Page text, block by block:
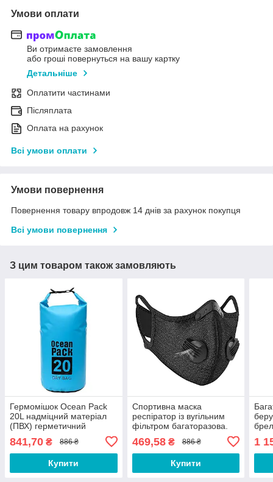
Умови оплати
Ви отримаєте замовлення
або гроші повернуться на вашу картку
Детальніше
Оплатити частинами
Післяплата
Оплата на рахунок
Всі умови оплати
Умови повернення
Повернення товару впродовж 14 днів за рахунок покупця
Всі умови повернення
З цим товаром також замовляють
Гермомішок Ocean Pack
20L надміцний матеріал
(ПВХ) герметичний
рюкзак, водонепроникна
сумка Синій
841,70 ₴ 886 ₴
Купити
Спортивна маска
респіратор із вугільним
фільтром багаторазова.
Маска для тренувань
CV543Q
469,58₴ 886 ₴
Купити
1